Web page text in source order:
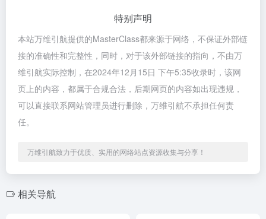
特别声明
本站万维引航提供的MasterClass都来源于网络，不保证外部链
接的准确性和完整性，同时，对于该外部链接的指向，不由万
维引航实际控制，在2024年12月15日 下午5:35收录时，该网
页上的内容，都属于合规合法，后期网页的内容如出现违规，
可以直接联系网站管理员进行删除，万维引航不承担任何责
任。
万维引航致力于优质、实用的网络站点资源收集与分享！
相关导航